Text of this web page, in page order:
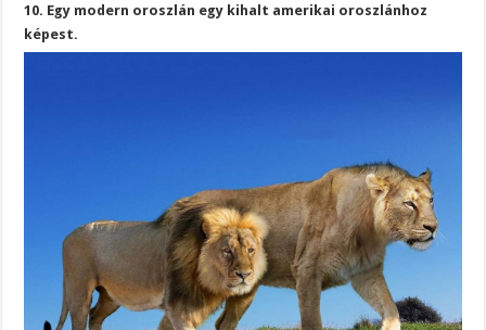
10. Egy modern oroszlán egy kihalt amerikai oroszlánhoz
képest.